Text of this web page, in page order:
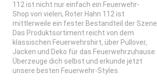
112 ist nicht nur einfach ein Feuerwehr-
Shop von vielen, Roter Hahn 112 ist
mittlerweile ein fester Bestandteil der Szene.
Das Produktsortiment reicht von dem
klassischen Feuerwehrshirt, über Pullover,
Jacken und Deko für das Feuerwehrzuhause.
Überzeuge dich selbst und erkunde jetzt
unsere besten Feuerwehr-Styles.